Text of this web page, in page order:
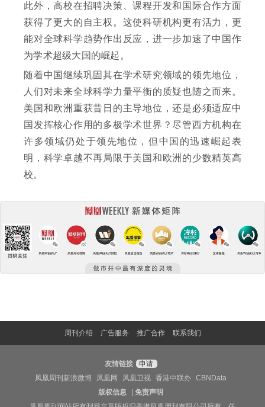
此外，高校在招聘决策、课程开发和国际合作方面
获得了更大的自主权。这使科研机构更有活力，更
能对全球科学趋势作出反应，进一步加速了中国作
为学术超级大国的崛起。
随着中国继续巩固其在学术研究领域的领先地位，
人们对未来全球科学力量平衡的质疑也随之而来。
美国和欧洲重获昔日的主导地位，还是必须适应中
国发挥核心作用的多极学术世界？尽管西方机构在
许多领域仍处于领先地位，但中国的迅速崛起表
明，科学卓越不再局限于美国和欧洲的少数精英高
校。
周刊介绍 广告服务 推广合作 联系我们
友情链接
申请
凤凰周刊新浪微博
凤凰网 凤凰卫视 香港中联办
CBNData
版权信息
|免责声明